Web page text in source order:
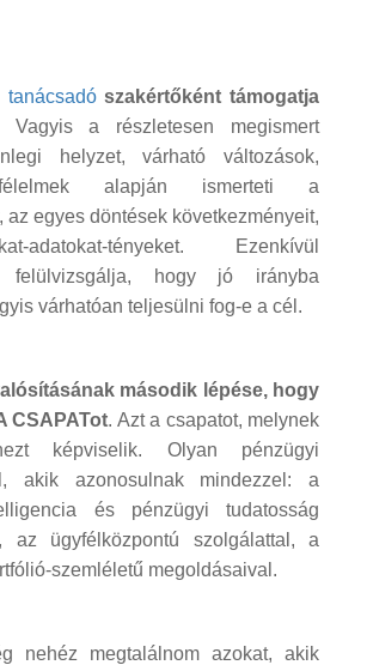
tanácsadó szakértőként támogatja
Vagyis a részletesen megismert
helyzet, várható változások,
félelmek alapján ismerteti a
az egyes döntések következményeit,
adatokat-tényeket. Ezenkívül
felülvizsgálja, hogy jó irányba
várhatóan teljesülni fog-e a cél.
második lépése, hogy
CSAPATot. Azt a csapatot, melynek
képviselik. Olyan pénzügyi
akik azonosulnak mindezzel: a
és pénzügyi tudatosság
az ügyfélközpontú szolgálattal, a
szemléletű megoldásaival.
nehéz megtalálnom azokat, akik